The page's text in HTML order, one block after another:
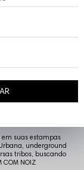
suas estampas
underground
tribos, buscando
NOIZ